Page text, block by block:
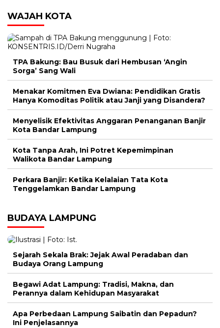
WAJAH KOTA
TPA Bakung: Bau Busuk dari Hembusan ‘Angin
Sorga’ Sang Wali
Menakar Komitmen Eva Dwiana: Pendidikan Gratis
Hanya Komoditas Politik atau Janji yang Disandera?
Menyelisik Efektivitas Anggaran Penanganan Banjir
Kota Bandar Lampung
Kota Tanpa Arah, Ini Potret Kepemimpinan
Walikota Bandar Lampung
Perkara Banjir: Ketika Kelalaian Tata Kota
Tenggelamkan Bandar Lampung
BUDAYA LAMPUNG
Sejarah Sekala Brak: Jejak Awal Peradaban dan
Budaya Orang Lampung
Begawi Adat Lampung: Tradisi, Makna, dan
Perannya dalam Kehidupan Masyarakat
Apa Perbedaan Lampung Saibatin dan Pepadun?
Ini Penjelasannya